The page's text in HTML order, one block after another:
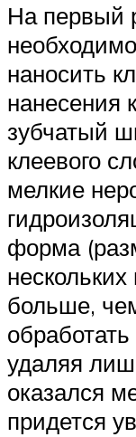
На первый
наносить
нанесения
зубчатый
клеевого
мелкие
форма
больше,
удаляя
оказался
придется